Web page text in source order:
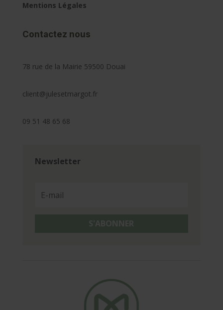
Mentions Légales
Contactez nous
78 rue de la Mairie 59500 Douai
client@julesetmargot.fr
09 51 48 65 68
Newsletter
S'ABONNER